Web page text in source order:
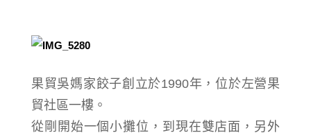
果貿吳媽家餃子創立於1990年，位於左營果
貿社區一樓。
從剛開始一個小攤位，到現在雙店面，另外